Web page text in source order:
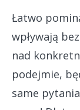
Łatwo
wpływają
nad
podejmie,
same